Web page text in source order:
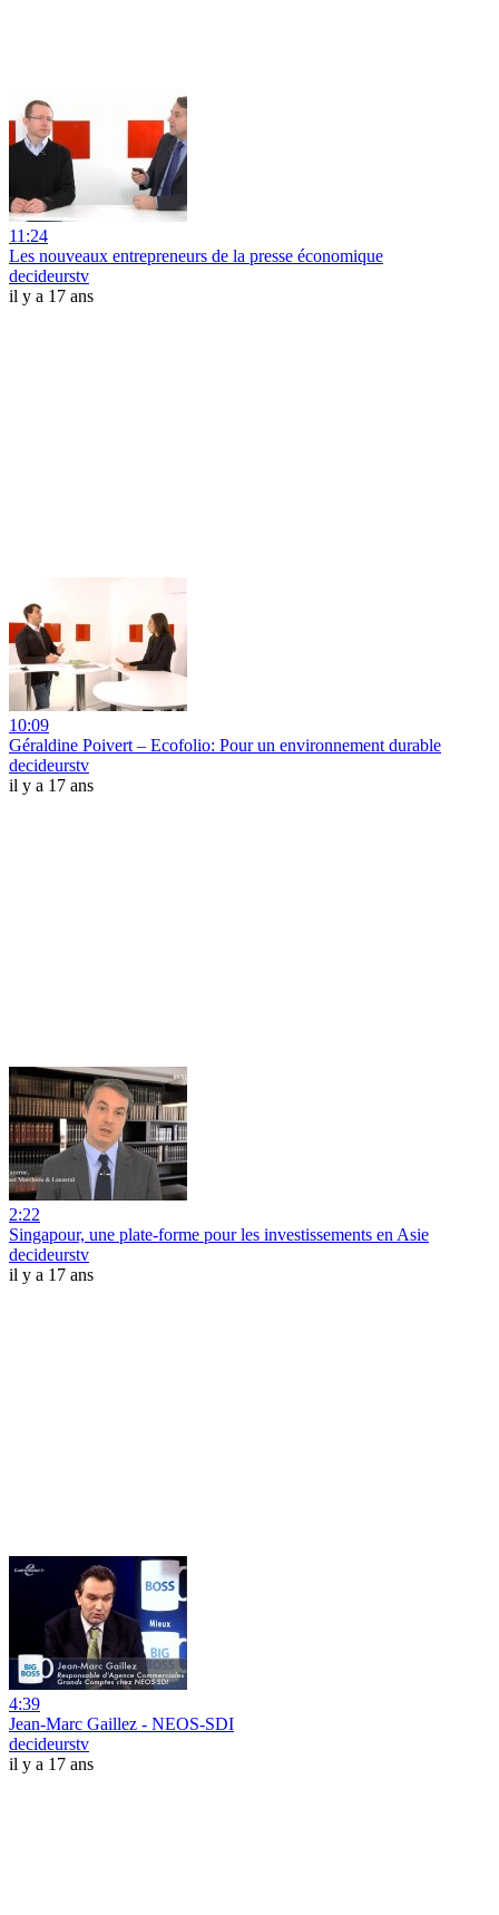
11:24
Les nouveaux entrepreneurs de la presse économique
decideurstv
il y a 17 ans
10:09
Géraldine Poivert – Ecofolio: Pour un environnement durable
decideurstv
il y a 17 ans
2:22
Singapour, une plate-forme pour les investissements en Asie
decideurstv
il y a 17 ans
4:39
Jean-Marc Gaillez - NEOS-SDI
decideurstv
il y a 17 ans